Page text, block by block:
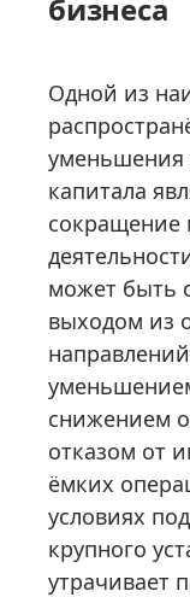
бизнеса
Одной из
уменьшения
капитала
сокращение
может быть
выходом из
снижением
отказом от
ёмких
условиях
крупного
утрачивает